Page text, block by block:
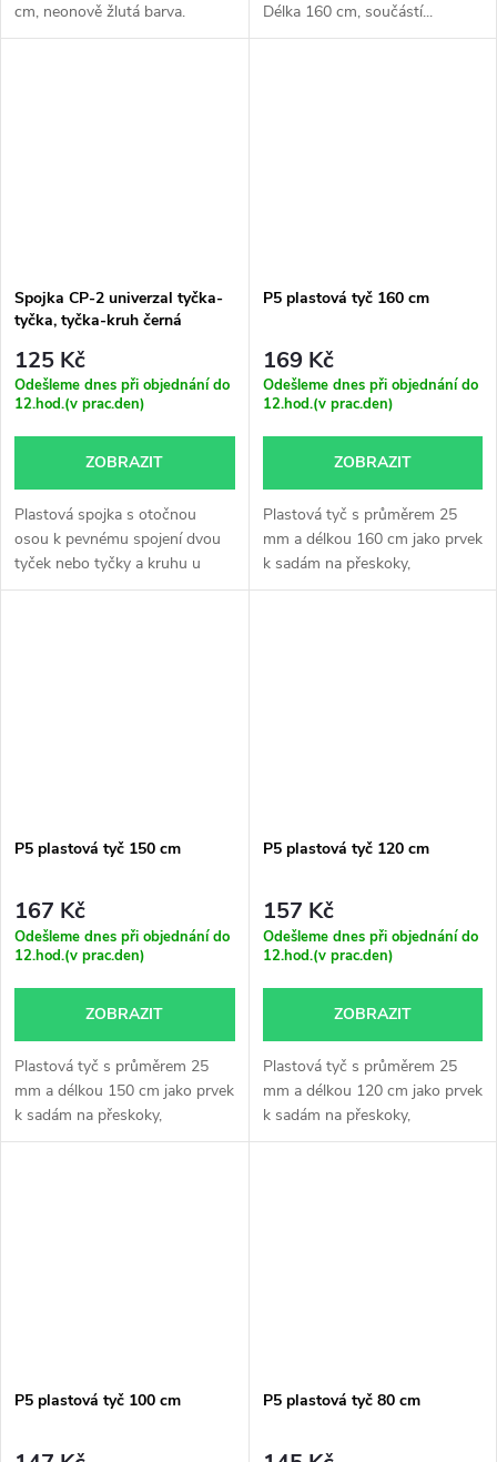
cm, neonově žlutá barva.
Délka 160 cm, součástí...
Spojka CP-2 univerzal tyčka-
tyčka, tyčka-kruh černá
125 Kč
Odešleme dnes při objednání do
12.hod.(v prac.den)
ZOBRAZIT
Plastová spojka s otočnou
osou k pevnému spojení dvou
tyček nebo tyčky a kruhu u
sady...
P5 plastová tyč 160 cm
169 Kč
Odešleme dnes při objednání do
12.hod.(v prac.den)
ZOBRAZIT
Plastová tyč s průměrem 25
mm a délkou 160 cm jako prvek
k sadám na přeskoky,
neonově...
P5 plastová tyč 150 cm
167 Kč
Odešleme dnes při objednání do
12.hod.(v prac.den)
ZOBRAZIT
Plastová tyč s průměrem 25
mm a délkou 150 cm jako prvek
k sadám na přeskoky,
neonově...
P5 plastová tyč 120 cm
157 Kč
Odešleme dnes při objednání do
12.hod.(v prac.den)
ZOBRAZIT
Plastová tyč s průměrem 25
mm a délkou 120 cm jako prvek
k sadám na přeskoky,
neonově...
P5 plastová tyč 100 cm P5 plastová tyč 80 cm